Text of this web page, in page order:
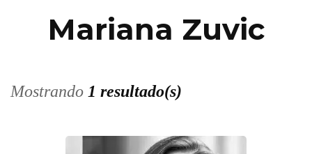
Mariana Zuvic
Mostrando 1 resultado(s)